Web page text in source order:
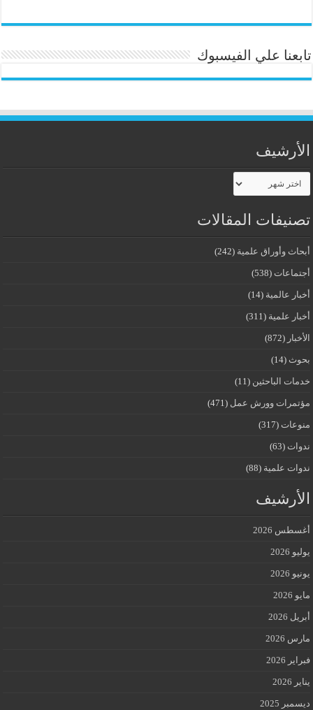
تابعنا علي الفيسبوك
الأرشيف
الأرشيف
تصنيفات المقالات
أبحاث وأوراق علمية (242)
أجتماعات (538)
أخبار عالمية (14)
أخبار علمية (311)
الأخبار (872)
بحوث (14)
خدمات الباحثين (11)
مؤتمرات وورش عمل (471)
منوعات (317)
ندوات (63)
ندوات علمية (88)
الأرشيف
أغسطس 2026
يوليو 2026
يونيو 2026
مايو 2026
أبريل 2026
مارس 2026
فبراير 2026
يناير 2026
ديسمبر 2025